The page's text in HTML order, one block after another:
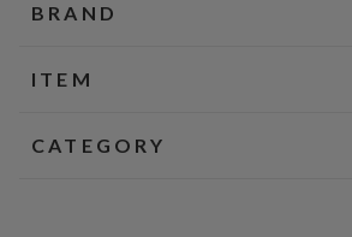
BRAND
ITEM
CATEGORY